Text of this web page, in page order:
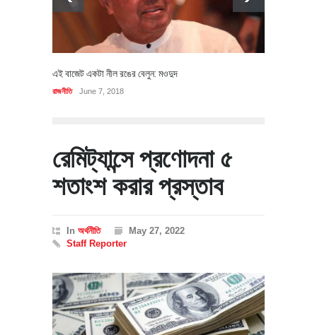
এই বাজেট একটা নীল রঙের বেলুন: মওদুদ
রাজনীতি June 7, 2018
রেমিট্যান্সে প্রণোদনা ৫
শতাংশ করার প্রস্তাব
In অর্থনীতি
May 27, 2022
Staff Reporter